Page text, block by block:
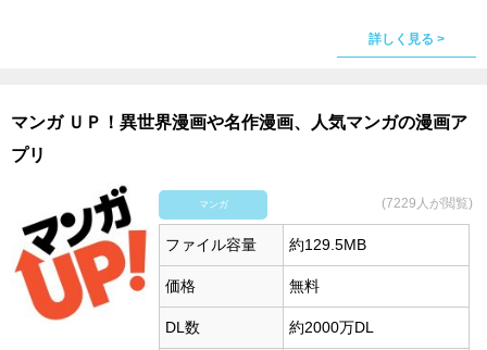
詳しく見る >
マンガ ＵＰ！異世界漫画や名作漫画、人気マンガの漫画ア
プリ
マンガ (7229人が閲覧)
ファイル容量 約129.5MB
価格 無料
DL数 約2000万DL